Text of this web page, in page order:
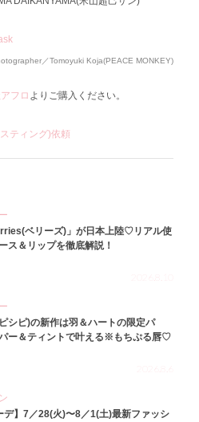
／Tomoyuki Koja(PEACE MONKEY)
フロ よりご購入ください。
ティング)依頼
ベリーズ)」が日本上陸♡リアル使
ス＆リップを徹底解説！
シピ)の新作は羽＆ハートの限定パ
ー＆ティントで叶える※もちぷる唇♡
デ】7／28(火)〜8／1(土)最新ファッシ